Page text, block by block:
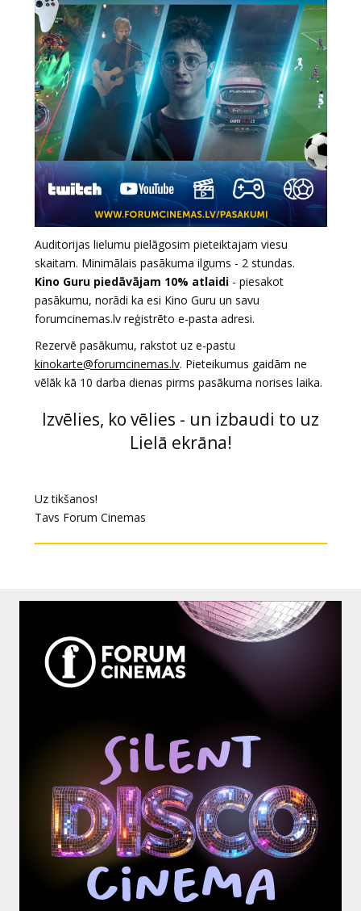
Auditorijas lielumu pielāgosim pieteiktajam viesu
skaitam. Minimālais pasākuma ilgums - 2 stundas.
Kino Guru piedāvājam 10% atlaidi- piesakot
pasākumu, norādi ka esi Kino Guru un savu
forumcinemas.lv reģistrēto e-pasta adresi.
Rezervē pasākumu, rakstot uz e-pastu
kinokarte@forumcinemas.lv. Pieteikumus gaidām ne
vēlāk kā 10 darba dienas pirms pasākuma norises laika.
Izvēlies, ko vēlies - un izbaudi to uz
Lielā ekrāna!
Uz tikšanos!
Tavs Forum Cinemas